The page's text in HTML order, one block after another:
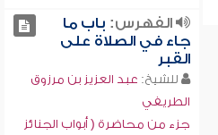
الفهرس: باب ما
جاء في الصلاة على
القبر
للشيخ: عبد العزيز بن مرزوق
الطريفي
جزء من محاضرة ( أبواب الجنائز